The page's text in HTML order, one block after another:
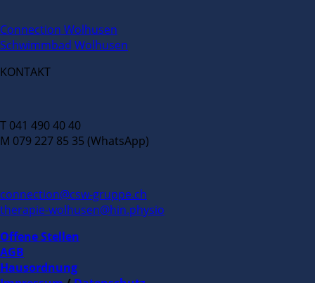
Connection Wolhusen
Schwimmbad Wolhusen
KONTAKT
T 041 490 40 40
M 079 227 85 35 (WhatsApp)
connection@csw-gruppe.ch
therapie-wolhusen@hin.physio
Offene Stellen
AGB
Hausordnung